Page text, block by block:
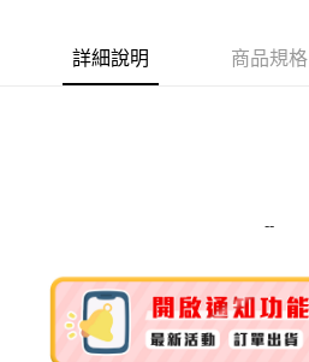
街口支付
全家取貨付款
每筆NT$80，滿NT$999(含以上)免運費
詳細說明 商品規格
--